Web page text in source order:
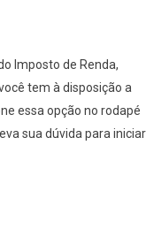
Imposto de Renda,
tem à disposição a
essa opção no rodapé
sua dúvida para iniciar